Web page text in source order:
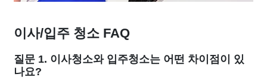
이사/입주 청소 FAQ
질문 1. 이사청소와 입주청소는 어떤 차이점이 있
나요?